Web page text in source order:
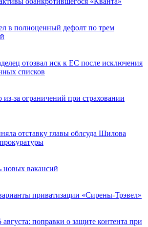
в полноценный дефолт по трем
отозвал иск к ЕС после исключения
списков
за ограничений при страховании
отставку главы облсуда Шилова
вакансий
приватизации «Сирены-Трэвел»
поправки о защите контента при